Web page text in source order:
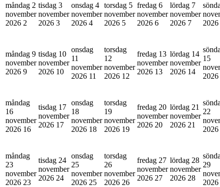
måndag 2
november
2026 2
tisdag 3
november
2026 3
onsdag 4
november
2026 4
torsdag 5
november
2026 5
fredag 6
november
2026 6
lördag 7
november
2026 7
2026
måndag 9
november
2026 9
tisdag 10
november
2026 10
onsdag
11
november
2026 11
torsdag
12
november
2026 12
fredag 13
november
2026 13
lördag 14
november
2026 14
15
2026
måndag
16
november
2026 16
tisdag 17
november
2026 17
onsdag
18
november
2026 18
torsdag
19
november
2026 19
fredag 20
november
2026 20
lördag 21
november
2026 21
22
2026
måndag
23
november
2026 23
tisdag 24
november
2026 24
onsdag
25
november
2026 25
torsdag
26
november
2026 26
fredag 27
november
2026 27
lördag 28
november
2026 28
29
2026